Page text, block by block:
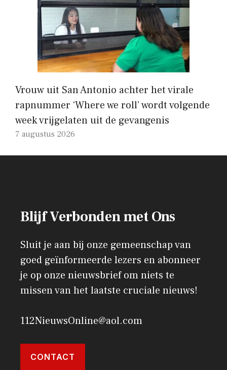
Vrouw uit San Antonio achter het virale
rapnummer ‘Where we roll’ wordt volgende
week vrijgelaten uit de gevangenis
7 augustus 2026
Blijf Verbonden met Ons
Sluit je aan bij onze gemeenschap van
goed geïnformeerde lezers en abonneer
je op onze nieuwsbrief om niets te
missen van het laatste cruciale nieuws!
112NieuwsOnline@aol.com
CONTACT